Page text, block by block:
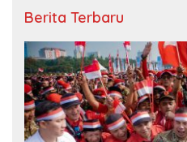
Berita Terbaru